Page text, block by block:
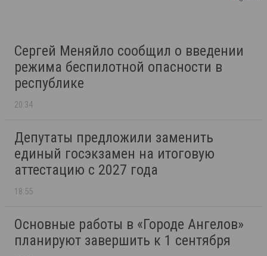
Сергей Меняйло сообщил о введении
режима беспилотной опасности в
республике
20:34
Депутаты предложили заменить
единый госэкзамен на итоговую
аттестацию с 2027 года
18:55
Основные работы в «Городе Ангелов»
планируют завершить к 1 сентября